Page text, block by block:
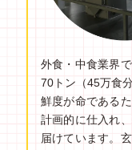
外食・中食業界
70トン（45万食
鮮度が命である
計画的に仕入れ
届けています。